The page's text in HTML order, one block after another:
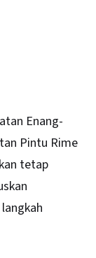
Enang-
Pintu Rime
tetap